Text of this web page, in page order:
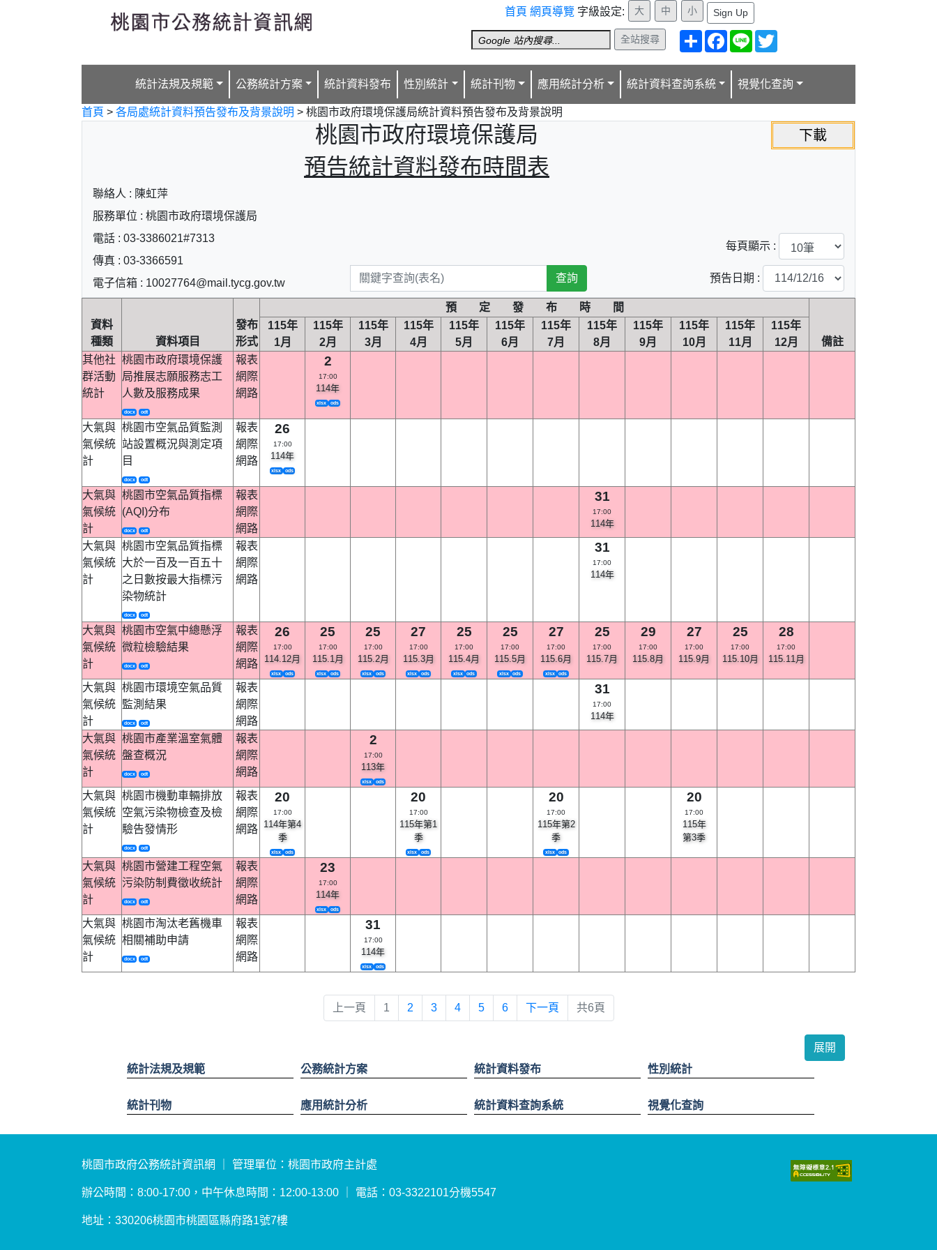
首頁 網頁導覽 字級設定: Sign Up
全站搜尋
分
享
Facebook
Line
統計法規及規範 公務統計方案 統計資料發布 性別統計 統計刊物 應用統計分析 統計資料查詢系統 視覺化查詢
首頁 > 各局處統計資料預告發布及背景說明 > 桃園市政府環境保護局統計資料預告發布及背景說明
桃園市政府環境保護局
預告統計資料發布時間表
聯絡人 : 陳虹萍
服務單位 : 桃園市政府環境保護局
電話 : 03-3386021#7313
傳真 : 03-3366591
電子信箱 : 10027764@mail.tycg.gov.tw
每頁顯示 :
預告日期 :
資料
種類
資料項目
發布
形式
預 定 發 布 時 間
備註
115年
1月
115年
2月
115年
3月
115年
4月
115年
5月
115年
6月
115年
7月
115年
8月
115年
9月
115年
10月
115年
11月
115年
12月
其他社
群活動
統計
桃園市政府環境保護
局推展志願服務志工
人數及服務成果
docx odt
報表
網際
網路
2
17:00
114年
xlsx ods
大氣與
氣候統
計
桃園市空氣品質監測
站設置概況與測定項
目
docx odt
報表
網際
網路
26
17:00
114年
xlsx ods
大氣與
氣候統
計
桃園市空氣品質指標
(AQI)分布
docx odt
報表
網際
網路
31
17:00
114年
大氣與
氣候統
計
桃園市空氣品質指標
大於一百及一百五十
之日數按最大指標污
染物統計
docx odt
報表
網際
網路
31
17:00
114年
大氣與
氣候統
計
桃園市空氣中總懸浮
微粒檢驗結果
docx odt
報表
網際
網路
26
17:00
114.12月
xlsx ods
25
17:00
115.1月
xlsx ods
25
17:00
115.2月
xlsx ods
27
17:00
115.3月
xlsx ods
25
17:00
115.4月
xlsx ods
25
17:00
115.5月
xlsx ods
27
17:00
115.6月
xlsx ods
25
17:00
115.7月
29
17:00
115.8月
27
17:00
115.9月
25
17:00
115.10月
28
17:00
115.11月
大氣與
氣候統
計
桃園市環境空氣品質
監測結果
docx odt
報表
網際
網路
31
17:00
114年
大氣與
氣候統
計
桃園市產業溫室氣體
盤查概況
docx odt
報表
網際
網路
2
17:00
113年
xlsx ods
大氣與
氣候統
計
桃園市機動車輛排放
空氣污染物檢查及檢
驗告發情形
docx odt
報表
網際
網路
20
17:00
114年第4
季
xlsx ods
20
17:00
115年第1
季
xlsx ods
20
17:00
115年第2
季
xlsx ods
20
17:00
115年
第3季
大氣與
氣候統
計
桃園市營建工程空氣
污染防制費徵收統計
docx odt
報表
網際
網路
23
17:00
114年
xlsx ods
大氣與
氣候統
計
桃園市淘汰老舊機車
相關補助申請
docx odt
報表
網際
網路
31
17:00
114年
xlsx ods
上一頁 1 2 3 4 5 6 下一頁 共6頁
統計法規及規範 公務統計方案 統計資料發布 性別統計
統計刊物 應用統計分析 統計資料查詢系統 視覺化查詢
桃園市政府公務統計資訊網 ｜ 管理單位：桃園市政府主計處
辦公時間：8:00-17:00，中午休息時間：12:00-13:00 ｜ 電話：03-3322101分機5547
地址：330206桃園市桃園區縣府路1號7樓